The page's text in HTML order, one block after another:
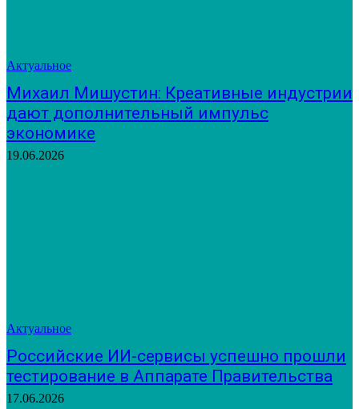
Актуальное
Михаил Мишустин: Креативные индустрии
дают дополнительный импульс
экономике
19.06.2026
Актуальное
Российские ИИ-сервисы успешно прошли
тестирование в Аппарате Правительства
17.06.2026